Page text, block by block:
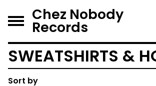
Chez Nobody
Records
SWEATSHIRTS &
Sort by